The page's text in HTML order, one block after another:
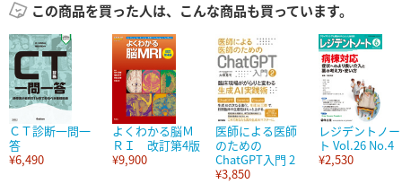
この商品を買った人は、こんな商品も買っています。
ＣＴ診断一問一
答
¥6,490
よくわかる脳Ｍ
ＲＩ 改訂第4版
¥9,900
医師による医師
のための
ChatGPT入門 2
¥3,850
レジデントノー
ト Vol.26 No.4
¥2,530